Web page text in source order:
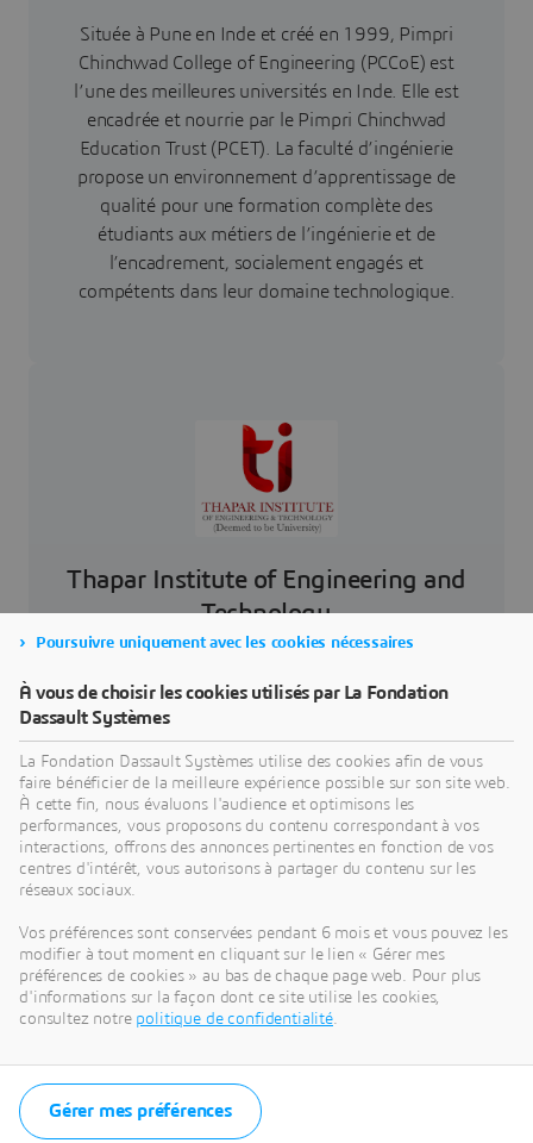
Située à Pune en Inde et créé en 1999, Pimpri
Chinchwad College of Engineering (PCCoE) est
l’une des meilleures universités en Inde. Elle est
encadrée et nourrie par le Pimpri Chinchwad
Education Trust (PCET). La faculté d’ingénierie
propose un environnement d’apprentissage de
qualité pour une formation complète des
étudiants aux métiers de l’ingénierie et de
l’encadrement, socialement engagés et
compétents dans leur domaine technologique.
Thapar Institute of Engineering and
Technology
(TIET) est l'un des établissements d'enseignement
les plus anciens et les plus côtés en Inde : pour le
reconnue de talents hautement qualifiés. Fondée
en 1956, le TIET est un pionnier de la formation,
de la recherche, et de l'innovation en ingénierie. La
communauté du TIET rassemble des esprits
ingénieux et désireux de contribuer à un monde
et leurs découvertes auraient toute leur place.
Classé parmi les meilleures universités privées et
instituts techniques à la pointe de l'innovation en
Technology a été accrédité avec le grade « A+ »
par le National Assessment and Accreditation
Poursuivre uniquement avec les cookies nécessaires
À vous de choisir les cookies utilisés par La Fondation
Dassault Systèmes
La Fondation Dassault Systèmes utilise des cookies afin de vous
faire bénéficier de la meilleure expérience possible sur son site web.
À cette fin, nous évaluons l'audience et optimisons les
performances, vous proposons du contenu correspondant à vos
interactions, offrons des annonces pertinentes en fonction de vos
centres d'intérêt, vous autorisons à partager du contenu sur les
réseaux sociaux.
Vos préférences sont conservées pendant 6 mois et vous pouvez les
modifier à tout moment en cliquant sur le lien « Gérer mes
préférences de cookies » au bas de chaque page web. Pour plus
d'informations sur la façon dont ce site utilise les cookies,
consultez notre politique de confidentialité.
Gérer mes préférences